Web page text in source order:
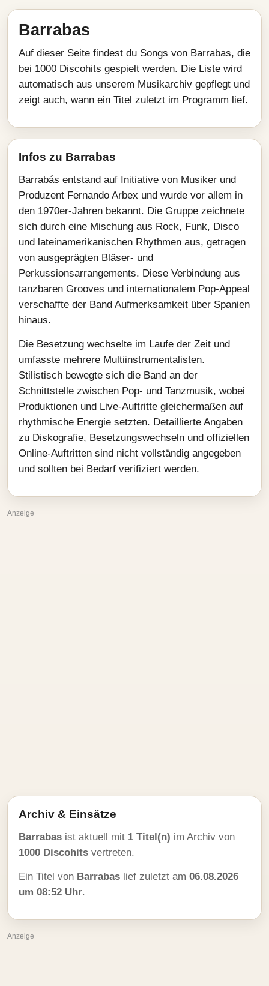
Barrabas
Auf dieser Seite findest du Songs von Barrabas, die
bei 1000 Discohits gespielt werden. Die Liste wird
automatisch aus unserem Musikarchiv gepflegt und
zeigt auch, wann ein Titel zuletzt im Programm lief.
Infos zu Barrabas
Barrabás entstand auf Initiative von Musiker und
Produzent Fernando Arbex und wurde vor allem in
den 1970er-Jahren bekannt. Die Gruppe zeichnete
sich durch eine Mischung aus Rock, Funk, Disco
und lateinamerikanischen Rhythmen aus, getragen
von ausgeprägten Bläser- und
Perkussionsarrangements. Diese Verbindung aus
tanzbaren Grooves und internationalem Pop-Appeal
verschaffte der Band Aufmerksamkeit über Spanien
hinaus.
Die Besetzung wechselte im Laufe der Zeit und
umfasste mehrere Multiinstrumentalisten.
Stilistisch bewegte sich die Band an der
Schnittstelle zwischen Pop- und Tanzmusik, wobei
Produktionen und Live-Auftritte gleichermaßen auf
rhythmische Energie setzten. Detaillierte Angaben
zu Diskografie, Besetzungswechseln und offiziellen
Online-Auftritten sind nicht vollständig angegeben
und sollten bei Bedarf verifiziert werden.
Anzeige
Archiv & Einsätze
Barrabas ist aktuell mit 1 Titel(n) im Archiv von
1000 Discohits vertreten.
Ein Titel von Barrabas lief zuletzt am 06.08.2026
um 08:52 Uhr.
Anzeige